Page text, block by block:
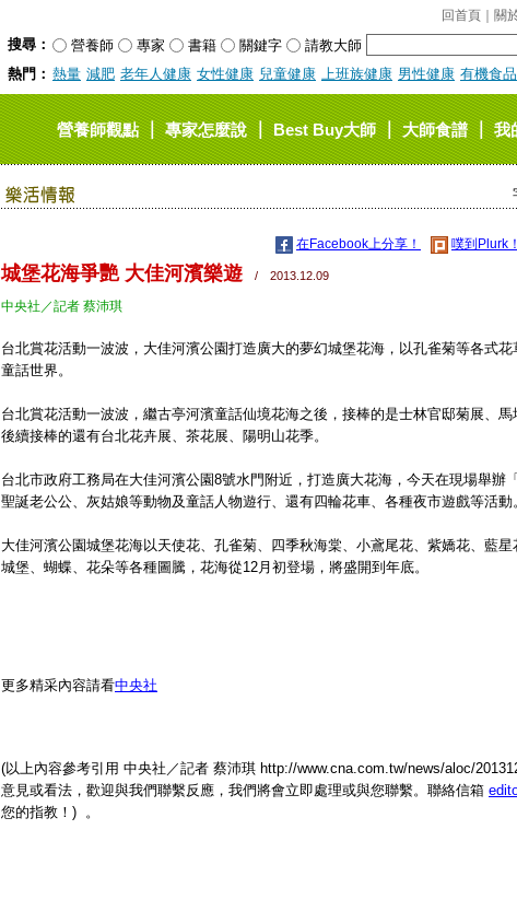
回首頁 關
搜尋： 營養師 專家 書籍 關鍵字
請教大師
熱門： 熱量 減肥 老年人健康 女性健康 兒童健康 上班族健康 男性健康 有機食品
營養師觀點｜專家怎麼說｜Best Buy大師｜大師食譜｜我
在Facebook上分享！ 噗到Plurk！
城堡花海爭艷 大佳河濱樂遊 / 2013.12.09
中央社／記者 蔡沛琪
台北賞花活動一波波，大佳河濱公園打造廣大的夢幻城堡花海，以孔雀菊等各式
童話世界。
台北賞花活動一波波，繼古亭河濱童話仙境花海之後，接棒的是士林官邸菊展、馬
後續接棒的還有台北花卉展、茶花展、陽明山花季。
台北市政府工務局在大佳河濱公園8號水門附近，打造廣大花海，今天在現場舉辦
聖誕老公公、灰姑娘等動物及童話人物遊行、還有四輪花車、各種夜市遊戲等活動
大佳河濱公園城堡花海以天使花、孔雀菊、四季秋海棠、小鳶尾花、紫嬌花、藍
城堡、蝴蝶、花朵等各種圖騰，花海從12月初登場，將盛開到年底。
更多精采內容請看中央社
(以上內容參考引用 中央社／記者 蔡沛琪 http://www.cna.com.tw/news/aloc/
意見或看法，歡迎與我們聯繫反應，我們將會立即處理或與您聯繫。聯絡信箱
您的指教！) 。